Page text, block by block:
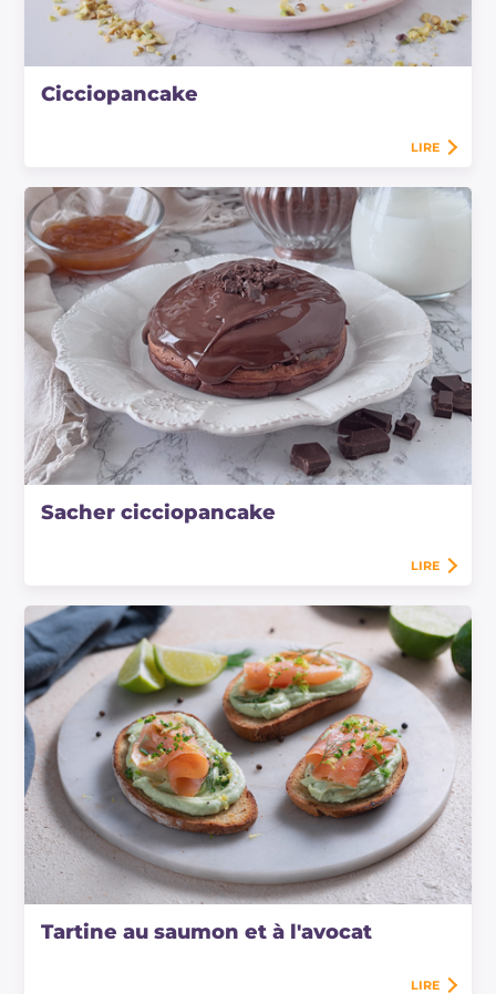
Cicciopancake
LIRE
Sacher cicciopancake
LIRE
Tartine au saumon et à l'avocat
LIRE